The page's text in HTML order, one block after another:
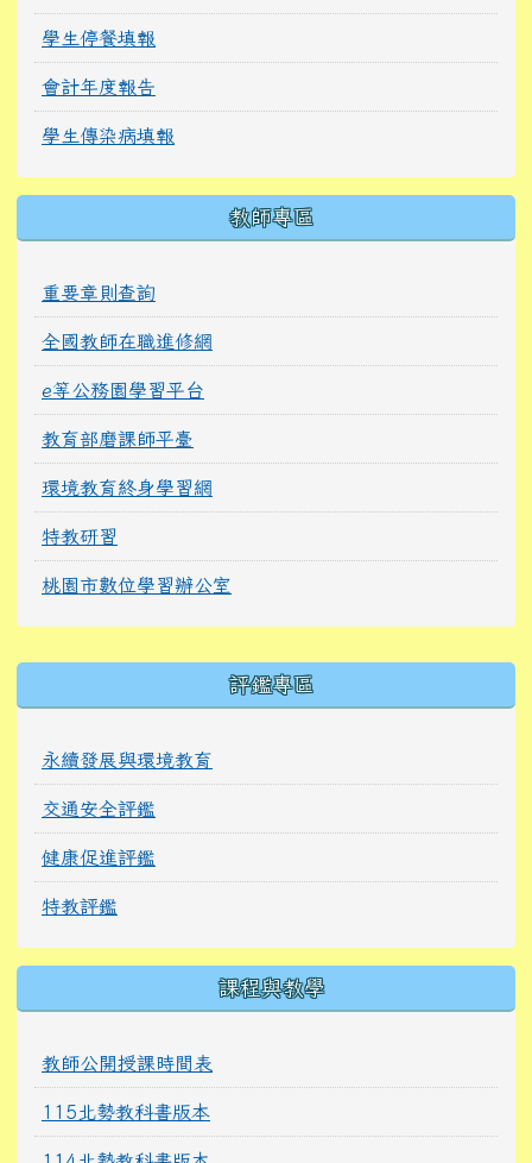
學生停餐填報
會計年度報告
學生傳染病填報
教師專區
重要章則查詢
全國教師在職進修網
e等公務園學習平台
教育部磨課師平臺
環境教育終身學習網
特教研習
桃園市數位學習辦公室
評鑑專區
永續發展與環境教育
交通安全評鑑
健康促進評鑑
特教評鑑
課程與教學
教師公開授課時間表
115北勢教科書版本